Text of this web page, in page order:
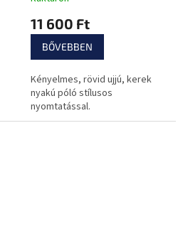
11 600 Ft
BŐVEBBEN
Kényelmes, rövid ujjú, kerek
nyakú póló stílusos
nyomtatással.